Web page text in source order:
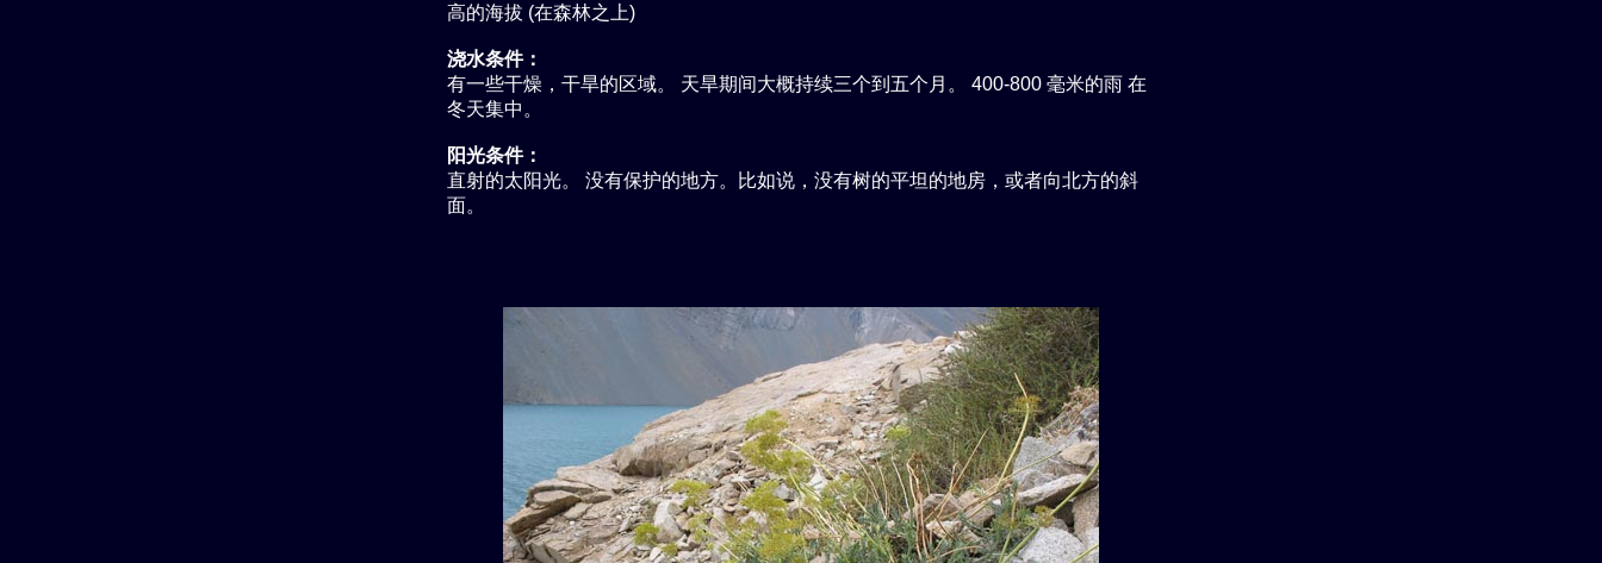
高的海拔 (在森林之上)
浇水条件：
有一些干燥，干旱的区域。 天旱期间大概持续三个到五个月。 400-800 毫米的雨 在
冬天集中。
阳光条件：
直射的太阳光。 没有保护的地方。比如说，没有树的平坦的地房，或者向北方的斜
面。